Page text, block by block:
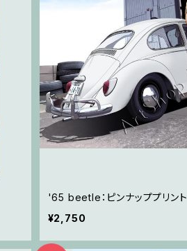
'65 beetle：ピンナッププリント
¥2,750